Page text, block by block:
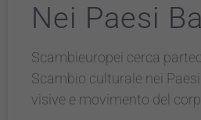
Nei Paesi
Scambieuropei cerca
Scambio culturale nei
visive e movimento del